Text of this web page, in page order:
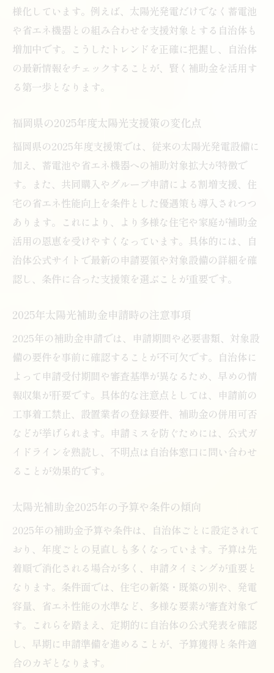
様化しています。例えば、太陽光発電だけでなく蓄電池
や省エネ機器との組み合わせを支援対象とする自治体も
増加中です。こうしたトレンドを正確に把握し、自治体
の最新情報をチェックすることが、賢く補助金を活用す
る第一歩となります。
福岡県の2025年度太陽光支援策の変化点
福岡県の2025年度支援策では、従来の太陽光発電設備に
加え、蓄電池や省エネ機器への補助対象拡大が特徴で
す。また、共同購入やグループ申請による割増支援、住
宅の省エネ性能向上を条件とした優遇策も導入されつつ
あります。これにより、より多様な住宅や家庭が補助金
活用の恩恵を受けやすくなっています。具体的には、自
治体公式サイトで最新の申請要領や対象設備の詳細を確
認し、条件に合った支援策を選ぶことが重要です。
2025年太陽光補助金申請時の注意事項
2025年の補助金申請では、申請期間や必要書類、対象設
備の要件を事前に確認することが不可欠です。自治体に
よって申請受付期間や審査基準が異なるため、早めの情
報収集が肝要です。具体的な注意点としては、申請前の
工事着工禁止、設置業者の登録要件、補助金の併用可否
などが挙げられます。申請ミスを防ぐためには、公式ガ
イドラインを熟読し、不明点は自治体窓口に問い合わせ
ることが効果的です。
太陽光補助金2025年の予算や条件の傾向
2025年の補助金予算や条件は、自治体ごとに設定されて
おり、年度ごとの見直しも多くなっています。予算は先
着順で消化される場合が多く、申請タイミングが重要と
なります。条件面では、住宅の新築・既築の別や、発電
容量、省エネ性能の水準など、多様な要素が審査対象で
す。これらを踏まえ、定期的に自治体の公式発表を確認
し、早期に申請準備を進めることが、予算獲得と条件適
合のカギとなります。